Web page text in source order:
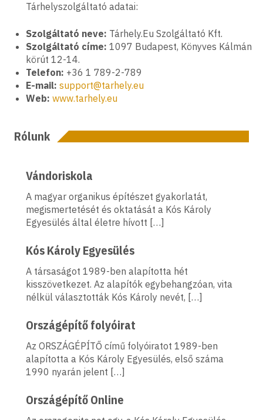
Tárhelyszolgáltató adatai:
Szolgáltató neve: Tárhely.Eu Szolgáltató Kft.
Szolgáltató címe: 1097 Budapest, Könyves Kálmán
körút 12-14.
Telefon: +36 1 789-2-789
E-mail: support@tarhely.eu
Web: www.tarhely.eu
Rólunk
Vándoriskola
A magyar organikus építészet gyakorlatát,
megismertetését és oktatását a Kós Károly
Egyesülés által életre hívott […]
Kós Károly Egyesülés
A társaságot 1989-ben alapította hét
kisszövetkezet. Az alapítók egybehangzóan, vita
nélkül választották Kós Károly nevét, […]
Országépítő folyóirat
Az ORSZÁGÉPÍTŐ című folyóiratot 1989-ben
alapította a Kós Károly Egyesülés, első száma
1990 nyarán jelent […]
Országépítő Online